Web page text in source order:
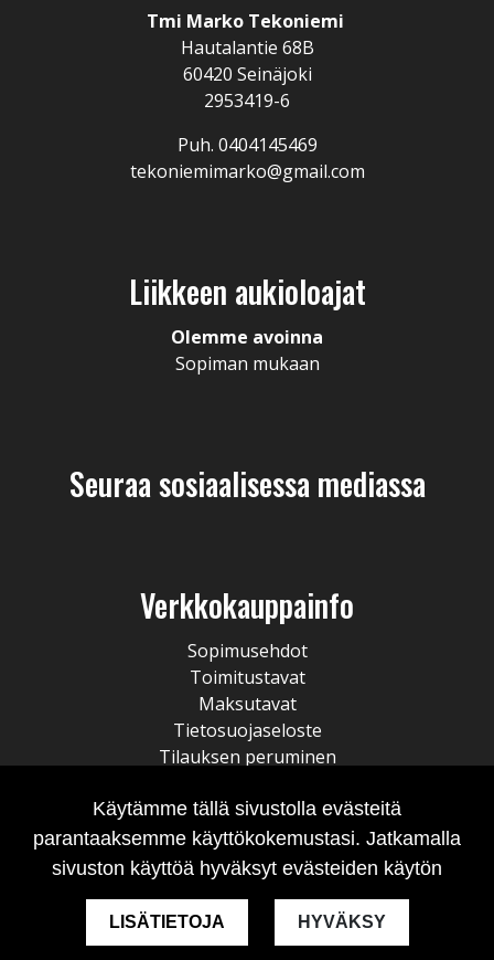
Tmi Marko Tekoniemi
Hautalantie 68B
60420 Seinäjoki
2953419-6
Puh. 0404145469
tekoniemimarko@gmail.com
Liikkeen aukioloajat
Olemme avoinna
Sopiman mukaan
Seuraa sosiaalisessa mediassa
Verkkokauppainfo
Sopimusehdot
Toimitustavat
Maksutavat
Tietosuojaseloste
Tilauksen peruminen
Käytämme tällä sivustolla evästeitä
parantaaksemme käyttökokemustasi. Jatkamalla
sivuston käyttöä hyväksyt evästeiden käytön
LISÄTIETOJA HYVÄKSY